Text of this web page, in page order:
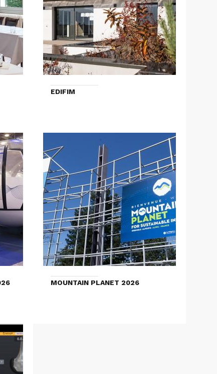
EDIFIM
MOUNTAIN PLANET 2026